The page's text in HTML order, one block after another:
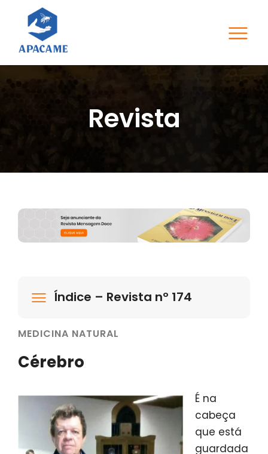
Revista
Índice – Revista nº 174
MEDICINA NATURAL
Cérebro
É na
cabeça
que está
guardada